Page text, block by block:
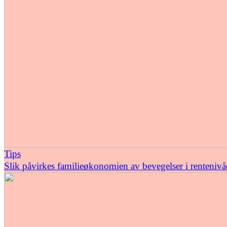
Tips
Slik påvirkes familieøkonomien av bevegelser i